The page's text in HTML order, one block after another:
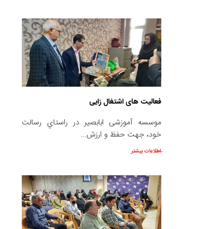
فعاليت های اشتغال زايی
موسسه آموزشی ابابصير در راستاي رسالت
خود، جهت حفظ و ارزش...
اطلاعات بیشتر